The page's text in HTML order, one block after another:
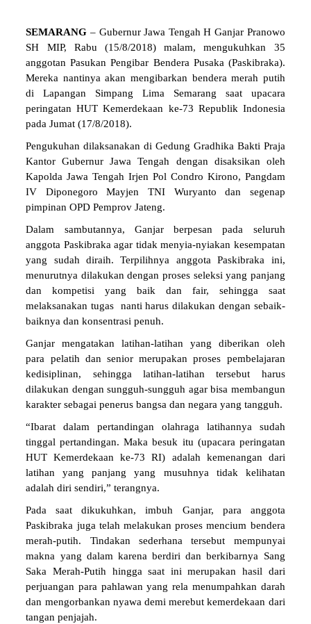
SEMARANG – Gubernur Jawa Tengah H Ganjar Pranowo
SH MIP, Rabu (15/8/2018) malam, mengukuhkan 35
anggotan Pasukan Pengibar Bendera Pusaka (Paskibraka).
Mereka nantinya akan mengibarkan bendera merah putih
di Lapangan Simpang Lima Semarang saat upacara
peringatan HUT Kemerdekaan ke-73 Republik Indonesia
pada Jumat (17/8/2018).
Pengukuhan dilaksanakan di Gedung Gradhika Bakti Praja
Kantor Gubernur Jawa Tengah dengan disaksikan oleh
Kapolda Jawa Tengah Irjen Pol Condro Kirono, Pangdam
IV Diponegoro Mayjen TNI Wuryanto dan segenap
pimpinan OPD Pemprov Jateng.
Dalam sambutannya, Ganjar berpesan pada seluruh
anggota Paskibraka agar tidak menyia-nyiakan kesempatan
yang sudah diraih. Terpilihnya anggota Paskibraka ini,
menurutnya dilakukan dengan proses seleksi yang panjang
dan kompetisi yang baik dan fair, sehingga saat
melaksanakan tugas nanti harus dilakukan dengan sebaik-
baiknya dan konsentrasi penuh.
Ganjar mengatakan latihan-latihan yang diberikan oleh
para pelatih dan senior merupakan proses pembelajaran
kedisiplinan, sehingga latihan-latihan tersebut harus
dilakukan dengan sungguh-sungguh agar bisa membangun
karakter sebagai penerus bangsa dan negara yang tangguh.
“Ibarat dalam pertandingan olahraga latihannya sudah
tinggal pertandingan. Maka besuk itu (upacara peringatan
HUT Kemerdekaan ke-73 RI) adalah kemenangan dari
latihan yang panjang yang musuhnya tidak kelihatan
adalah diri sendiri,” terangnya.
Pada saat dikukuhkan, imbuh Ganjar, para anggota
Paskibraka juga telah melakukan proses mencium bendera
merah-putih. Tindakan sederhana tersebut mempunyai
makna yang dalam karena berdiri dan berkibarnya Sang
Saka Merah-Putih hingga saat ini merupakan hasil dari
perjuangan para pahlawan yang rela menumpahkan darah
dan mengorbankan nyawa demi merebut kemerdekaan dari
tangan penjajah.